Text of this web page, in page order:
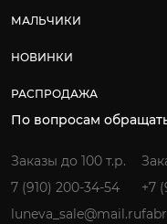
МАЛЬЧИКИ
НОВИНКИ
РАСПРОДАЖА
По вопросам
Заказы до 100 т.р.
7 (910) 200-34-54
luneva_sale@mail.ru
+7